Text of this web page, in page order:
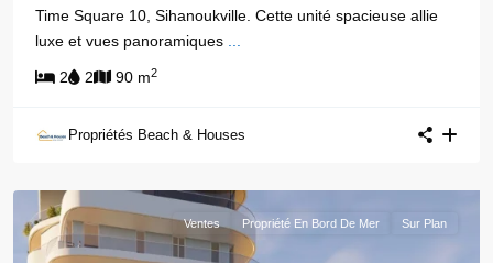
Time Square 10, Sihanoukville. Cette unité spacieuse allie
luxe et vues panoramiques
2 2 90 m2
Propriétés Beach & Houses
Ventes Propriété En Bord De Mer Sur Plan